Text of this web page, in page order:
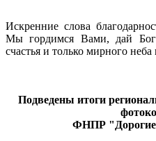
Искренние слова
Мы гордимся Вами, дай Бог
счастья и только мирного неба
Подведены итоги
ФНПР "Дорогие